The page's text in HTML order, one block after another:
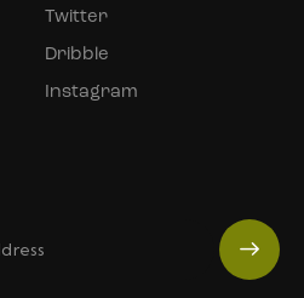
Twitter
Dribble
Instagram
Subscrib